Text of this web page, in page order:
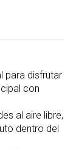
para disfrutar
con
al aire libre,
dentro del